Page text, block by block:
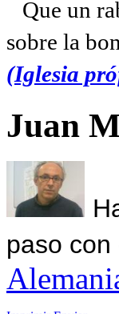
Que un
sobre la
(Iglesia
Juan
paso